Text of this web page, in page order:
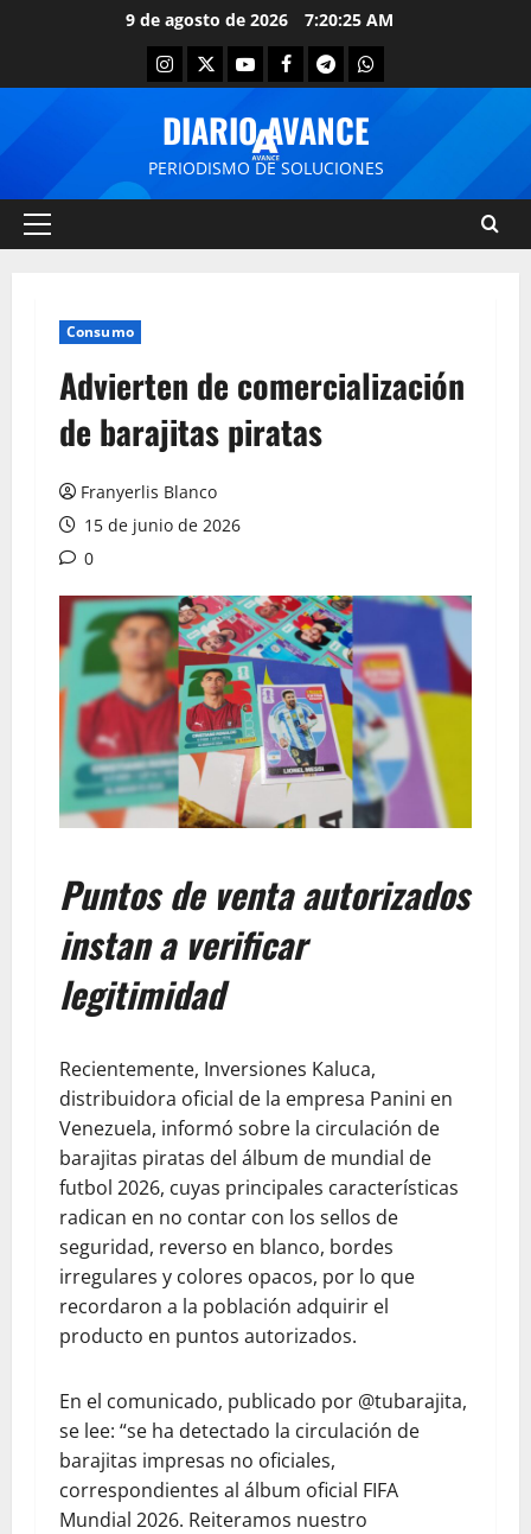
9 de agosto de 2026 7:20:26 AM
DIARIO AVANCE
PERIODISMO DE SOLUCIONES
Consumo
Advierten de comercialización
de barajitas piratas
Franyerlis Blanco
15 de junio de 2026
0
Puntos de venta autorizados
instan a verificar
legitimidad
Recientemente, Inversiones Kaluca,
distribuidora oficial de la empresa Panini en
Venezuela, informó sobre la circulación de
barajitas piratas del álbum de mundial de
futbol 2026, cuyas principales características
radican en no contar con los sellos de
seguridad, reverso en blanco, bordes
irregulares y colores opacos, por lo que
recordaron a la población adquirir el
producto en puntos autorizados.
En el comunicado, publicado por @tubarajita,
se lee: “se ha detectado la circulación de
barajitas impresas no oficiales,
correspondientes al álbum oficial FIFA
Mundial 2026. Reiteramos nuestro